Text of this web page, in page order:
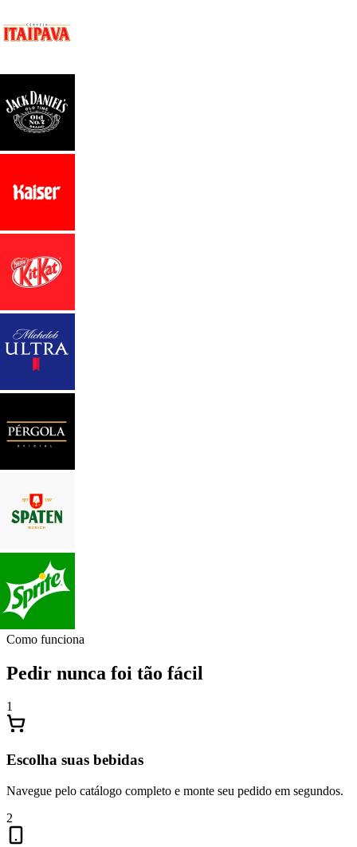
Como funciona
Pedir nunca foi tão fácil
1
Escolha suas bebidas
Navegue pelo catálogo completo e monte seu pedido em segundos.
2